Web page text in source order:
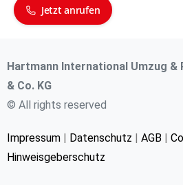
Jetzt anrufen
Hartmann International Umzug
& Co. KG
© All rights reserved
Impressum Datenschutz AGB
Hinweisgeberschutz